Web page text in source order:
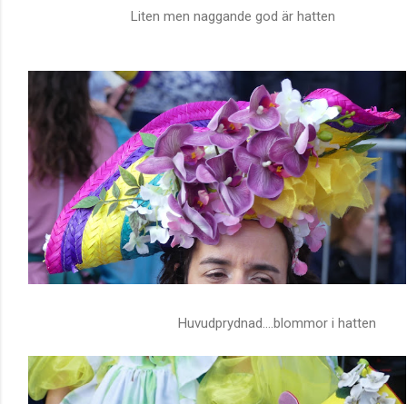
Liten men naggande god är hatten
Huvudprydnad....blommor i hatten